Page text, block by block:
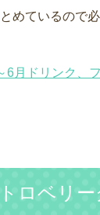
めているので
6月ドリンク、
ロベリ